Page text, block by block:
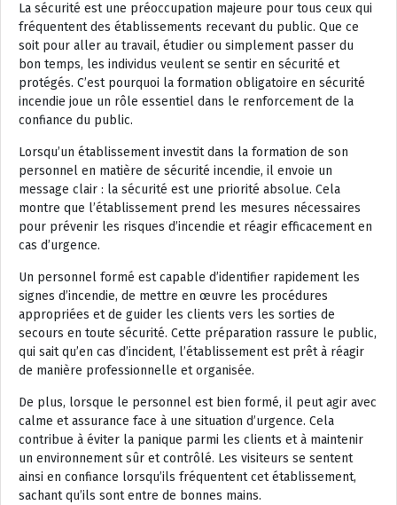
La sécurité est une préoccupation majeure pour tous ceux qui
fréquentent des établissements recevant du public. Que ce
soit pour aller au travail, étudier ou simplement passer du
bon temps, les individus veulent se sentir en sécurité et
protégés. C’est pourquoi la formation obligatoire en sécurité
incendie joue un rôle essentiel dans le renforcement de la
confiance du public.
Lorsqu’un établissement investit dans la formation de son
personnel en matière de sécurité incendie, il envoie un
message clair : la sécurité est une priorité absolue. Cela
montre que l’établissement prend les mesures nécessaires
pour prévenir les risques d’incendie et réagir efficacement en
cas d’urgence.
Un personnel formé est capable d’identifier rapidement les
signes d’incendie, de mettre en œuvre les procédures
appropriées et de guider les clients vers les sorties de
secours en toute sécurité. Cette préparation rassure le public,
qui sait qu’en cas d’incident, l’établissement est prêt à réagir
de manière professionnelle et organisée.
De plus, lorsque le personnel est bien formé, il peut agir avec
calme et assurance face à une situation d’urgence. Cela
contribue à éviter la panique parmi les clients et à maintenir
un environnement sûr et contrôlé. Les visiteurs se sentent
ainsi en confiance lorsqu’ils fréquentent cet établissement,
sachant qu’ils sont entre de bonnes mains.